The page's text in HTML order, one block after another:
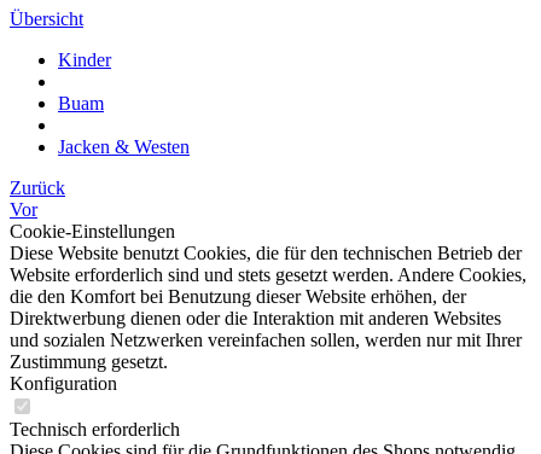
Übersicht
Kinder
Buam
Jacken & Westen
Zurück
Vor
Cookie-Einstellungen
Diese Website benutzt Cookies, die für den technischen Betrieb der
Website erforderlich sind und stets gesetzt werden. Andere Cookies,
die den Komfort bei Benutzung dieser Website erhöhen, der
Direktwerbung dienen oder die Interaktion mit anderen Websites
und sozialen Netzwerken vereinfachen sollen, werden nur mit Ihrer
Zustimmung gesetzt.
Konfiguration
Technisch erforderlich